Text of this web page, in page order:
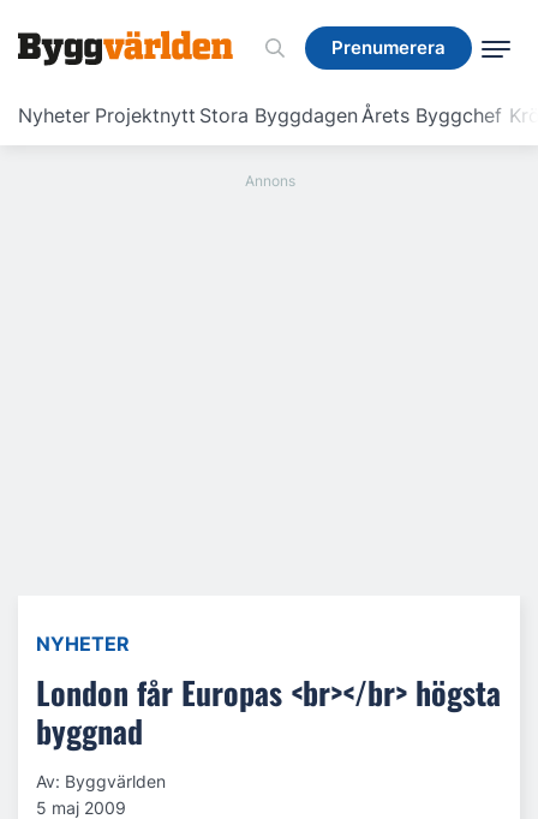
Prenumerera
Nyheter Projektnytt Stora ByggdagenÅrets Byggchef
Prenumerera
NYHETER
London får Europas <br></br> högsta
byggnad
Av: Byggvärlden
5 maj 2009